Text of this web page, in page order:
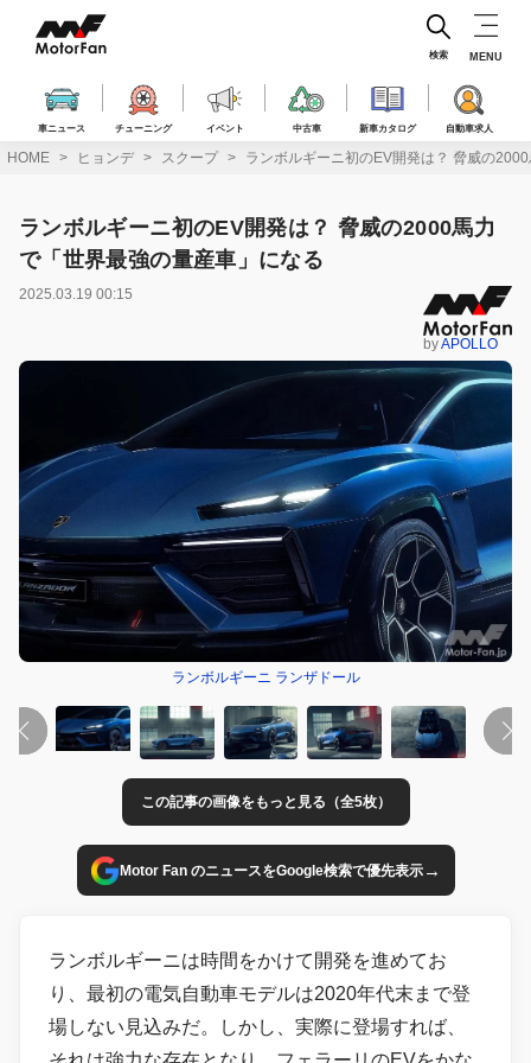
ス
車ニュース チューニング イベント 中古車 新車カタログ 自動車求人
検索 MENU
HOME ヒョンデ スクープ ランボルギーニ初のEV開発は？ 脅威の
ランボルギーニ初のEV開発は？ 脅威の2000馬力
で「世界最強の量産車」になる
2025.03.19 00:15
byAPOLLO
ランボルギーニ ランザドール
この記事の画像をもっと見る（全5枚）
Motor Fan のニュースをGoogle検索で優先表示→
ランボルギーニは時間をかけて開発を進めてお
り、最初の電気自動車モデルは2020年代末まで登
場しない見込みだ。しかし、実際に登場すれば、